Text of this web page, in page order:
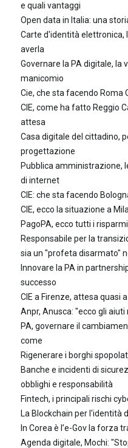
e quali vantaggi
Open data in Italia: una
Carte d'identità elettronica,
averla
Governare la PA digitale, la
manicomio
Cie, che sta facendo Roma
CIE, come ha fatto Reggio
attesa
Casa digitale del cittadino,
progettazione
Pubblica amministrazione,
di internet
CIE: che sta facendo
CIE, ecco la situazione a
PagoPA, ecco tutti i
Responsabile per la
sia un "profeta disarmato"
Innovare la PA in
successo
CIE a Firenze, attesa quasi
Anpr, Anusca: "ecco gli
PA, governare il
come
Rigenerare i borghi
Banche e incidenti di
obblighi e responsabilità
Fintech, i principali rischi
La Blockchain per l'identità
In Corea è l’e-Gov la forza
Agenda digitale, Mochi: